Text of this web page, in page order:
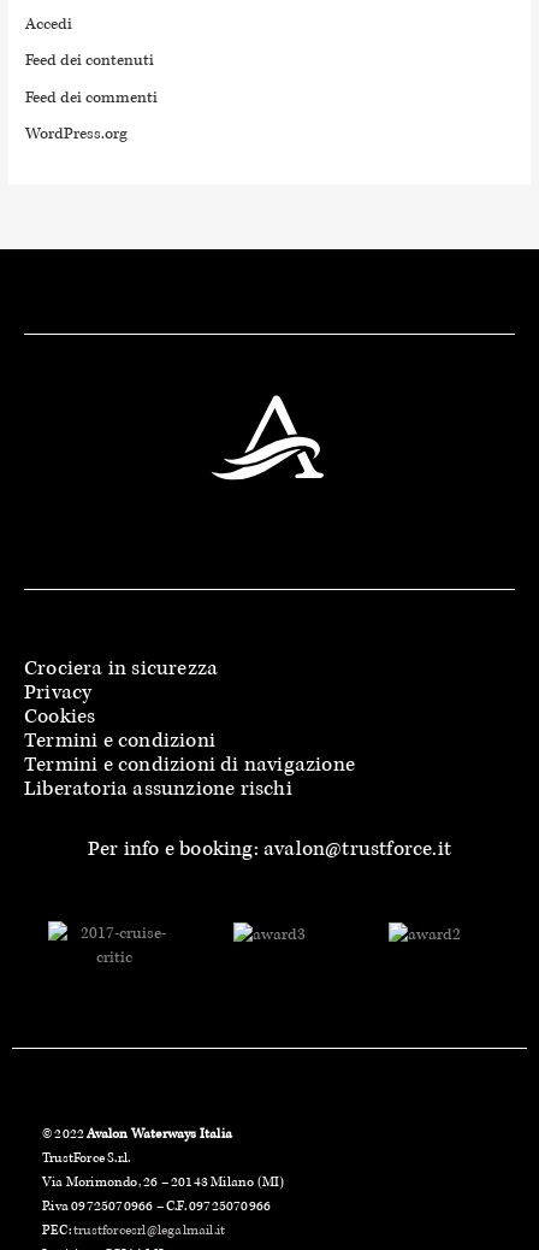
Accedi
Feed dei contenuti
Feed dei commenti
WordPress.org
Crociera in sicurezza
Privacy
Cookies
Termini e condizioni
Termini e condizioni di navigazione
Liberatoria assunzione rischi
Per info e booking: avalon@trustforce.it
© 2022Avalon Waterways Italia
TrustForce S.r.l.
Via Morimondo, 26 – 20143 Milano (MI)
P.iva 09725070966 – C.F. 09725070966
PEC:trustforcesrl@legalmail.it